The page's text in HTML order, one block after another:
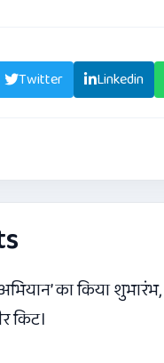
Twitter Linkedin
का किया शुभारंभ,
किट।